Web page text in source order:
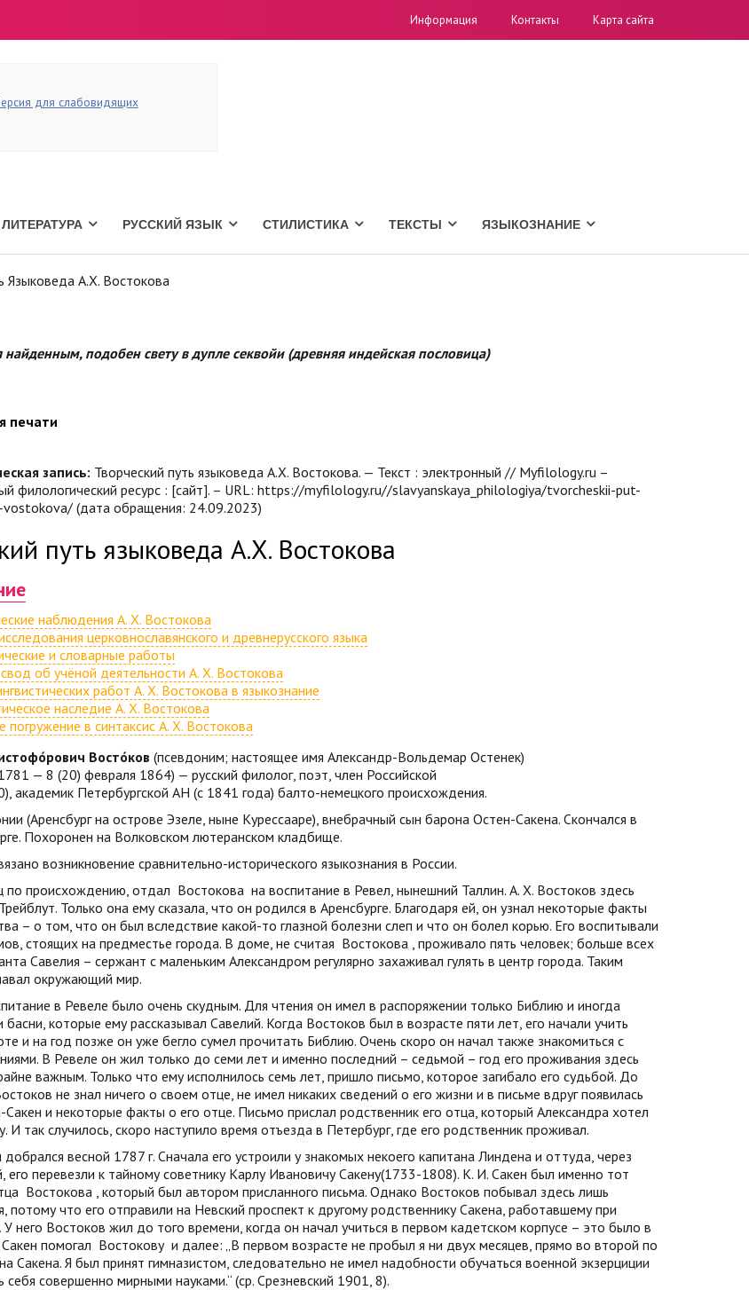
Информация Контакты Карта сайта
для слабовидящих
РУССКИЙ ЯЗЫК СТИЛИСТИКА ТЕКСТЫ ЯЗЫКОЗНАНИЕ
Языковеда А.Х. Востокова
найденным, подобен свету в дупле секвойи (древняя индейская пословица)
печати
запись: Творческий путь языковеда А.Х. Востокова. — Текст : электронный // Myfilology.ru –
филологический ресурс : [сайт]. – URL: https://myfilology.ru//slavyanskaya_philologiya/tvorcheskii-put-
vostokova/ (дата обращения: 24.09.2023)
путь языковеда А.Х. Востокова
наблюдения А. Х. Востокова
церковнославянского и древнерусского языка
и словарные работы
об учёной деятельности А. Х. Востокова
работ А. Х. Востокова в языкознание
наследие А. Х. Востокова
погружение в синтаксис А. Х. Востокова
Восто́ков (псевдоним; настоящее имя Александр-Вольдемар Остенек)
— 8 (20) февраля 1864) — русский филолог, поэт, член Российской
академик Петербургской АН (с 1841 года) балто-немецкого происхождения.
(Аренсбург на острове Эзеле, ныне Курессааре), внебрачный сын барона Остен-Сакена. Скончался в
Похоронен на Волковском лютеранском кладбище.
возникновение сравнительно-исторического языкознания в России.
по происхождению, отдал Востокова на воспитание в Ревел, нынешний Таллин. А. Х. Востоков здесь
Только она ему сказала, что он родился в Аренсбурге. Благодаря ей, он узнал некоторые факты
– о том, что он был вследствие какой-то глазной болезни слеп и что он болел корью. Его воспитывали
стоящих на предместье города. В доме, не считая Востокова , проживало пять человек; больше всех
Савелия – сержант с маленьким Александром регулярно захаживал гулять в центр города. Таким
окружающий мир.
в Ревеле было очень скудным. Для чтения он имел в распоряжении только Библию и иногда
басни, которые ему рассказывал Савелий. Когда Востоков был в возрасте пяти лет, его начали учить
и на год позже он уже бегло сумел прочитать Библию. Очень скоро он начал также знакомиться с
В Ревеле он жил только до семи лет и именно последний – седьмой – год его проживания здесь
важным. Только что ему исполнилось семь лет, пришло письмо, которое загибало его судьбой. До
не знал ничего о своем отце, не имел никаких сведений о его жизни и в письме вдруг появилась
и некоторые факты о его отце. Письмо прислал родственник его отца, который Александра хотел
И так случилось, скоро наступило время отъезда в Петербург, где его родственник проживал.
весной 1787 г. Сначала его устроили у знакомых некоего капитана Линдена и оттуда, через
его перевезли к тайному советнику Карлу Ивановичу Сакену(1733-1808). К. И. Сакен был именно тот
Востокова , который был автором присланного письма. Однако Востоков побывал здесь лишь
потому что его отправили на Невский проспект к другому родственнику Сакена, работавшему при
него Востоков жил до того времени, когда он начал учиться в первом кадетском корпусе – это было в
помогал Востокову и далее: „В первом возрасте не пробыл я ни двух месяцев, прямо во второй по
Сакена. Я был принят гимназистом, следовательно не имел надобности обучаться военной экзерциции
себя совершенно мирными науками.“ (ср. Срезневский 1901, 8).